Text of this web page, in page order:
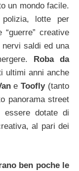
un mondo facile.
lotte per
creative
saldi ed una
Roba da
ultimi anni anche
eToofly(tanto
panorama street
essere dotate di
al pari dei
ben poche le